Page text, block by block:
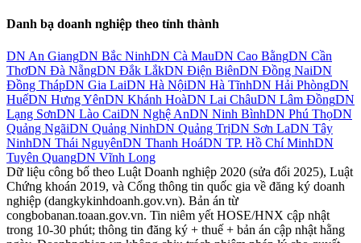
Danh bạ doanh nghiệp theo tỉnh thành
DN An GiangDN Bắc NinhDN Cà MauDN Cao BằngDN Cần
ThơDN Đà NẵngDN Đắk LắkDN Điện BiênDN Đồng NaiDN
Đồng ThápDN Gia LaiDN Hà NộiDN Hà TĩnhDN Hải PhòngDN
HuếDN Hưng YênDN Khánh HoàDN Lai ChâuDN Lâm ĐồngDN
Lạng SơnDN Lào CaiDN Nghệ AnDN Ninh BìnhDN Phú ThọDN
Quảng NgãiDN Quảng NinhDN Quảng TrịDN Sơn LaDN Tây
NinhDN Thái NguyênDN Thanh HoáDN TP. Hồ Chí MinhDN
Tuyên QuangDN Vĩnh Long
Dữ liệu công bố theo Luật Doanh nghiệp 2020 (sửa đổi 2025), Luật
Chứng khoán 2019, và Cổng thông tin quốc gia về đăng ký doanh
nghiệp (dangkykinhdoanh.gov.vn). Bản án từ
congbobanan.toaan.gov.vn. Tin niêm yết HOSE/HNX cập nhật
trong 10-30 phút; thông tin đăng ký + thuế + bản án cập nhật hằng